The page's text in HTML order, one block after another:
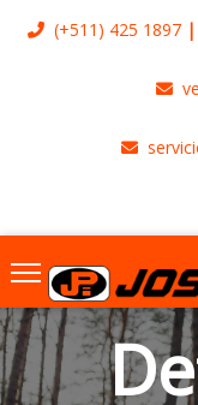
(+511) 425 1897